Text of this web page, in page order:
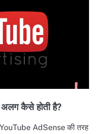
कैसे होती है?
AdSense की तरह